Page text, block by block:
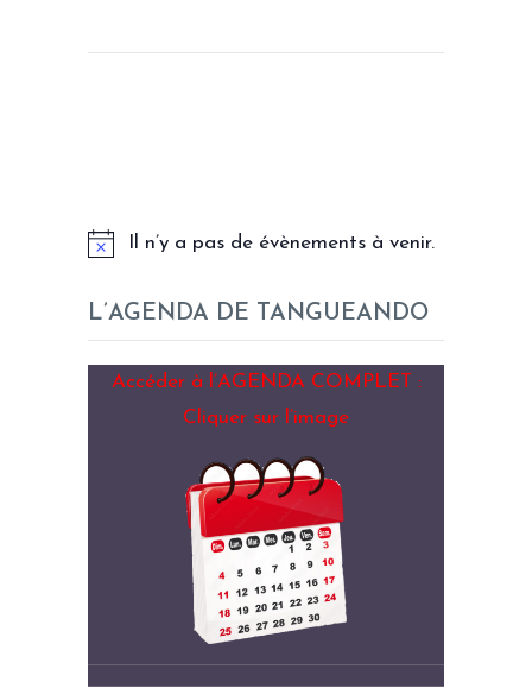
Il n’y a pas de évènements à venir.
L’AGENDA DE TANGUEANDO
Accéder à l’AGENDA COMPLET :
Cliquer sur l’image